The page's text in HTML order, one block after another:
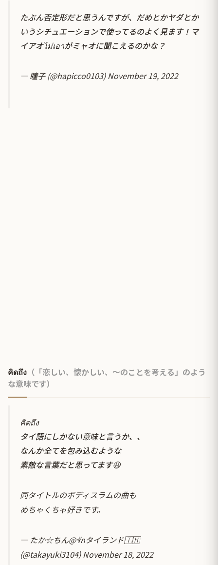
たぶん否定形だと思うんですが、だめとかヤダとか
いうシチュエーションで使ってるのよく見ます！マ
イアオไม่เอาがミャオに聞こえるのかな？
— 瞳子 (@hapicco0103) November 19, 2022
คิดถึง （「恋しい、懐かしい、〜のことを考える」のよう
な意味です）
คิดถึง
タイ語にしかない意味と言うか、、
なんか全てを包み込むような
素敵な言葉だと思ってます😆
同タイトルのボディスラムの曲も
めちゃくちゃ好きです。
— たか☆ちん@รักタイランド🇹🇭
(@takayuki3104) November 18, 2022